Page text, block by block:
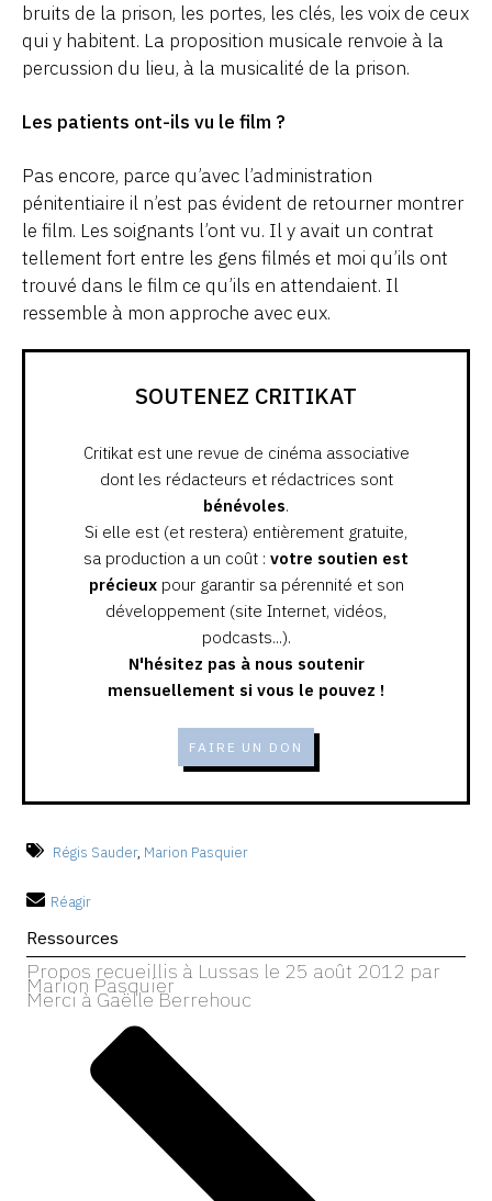
bruits de la prison, les portes, les clés, les voix de ceux
qui y habitent. La proposition musicale renvoie à la
percussion du lieu, à la musicalité de la prison.
Les patients ont-ils vu le film ?
Pas encore, parce qu’avec l’administration
pénitentiaire il n’est pas évident de retourner montrer
le film. Les soignants l’ont vu. Il y avait un contrat
tellement fort entre les gens filmés et moi qu’ils ont
trouvé dans le film ce qu’ils en attendaient. Il
ressemble à mon approche avec eux.
SOUTENEZ CRITIKAT
Critikat est une revue de cinéma associative
dont les rédacteurs et rédactrices sont
bénévoles.
Si elle est (et restera) entièrement gratuite,
sa production a un coût : votre soutien est
précieuxpour garantir sa pérennité et son
développement (site Internet, vidéos,
podcasts...).
N'hésitez pas à nous soutenir
mensuellement si vous le pouvez !
FAIRE UN DON
Régis Sauder, Marion Pasquier
Réagir
Ressources
Propos recueillis à Lussas le 25 août 2012 par
Marion Pasquier
Merci à Gaëlle Berrehouc